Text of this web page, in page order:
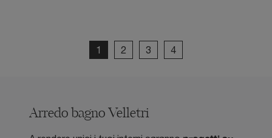
1 2 3 4
Arredo bagno Velletri